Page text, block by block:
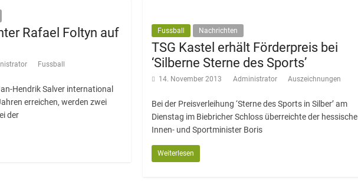
Rafael Foltyn auf
Fussball
Hendrik Salver international
erreichen, werden zwei
der
Fussball Nachrichten
TSG Kastel erhält Förderpreis bei
‘Silberne Sterne des Sports’
14. November 2013 Administrator Auszeichnungen
Bei der Preisverleihung ‘Sterne des Sports in Silber’ am
Dienstag im Biebricher Schloss überreichte der hessische
Innen- und Sportminister Boris
Weiterlesen